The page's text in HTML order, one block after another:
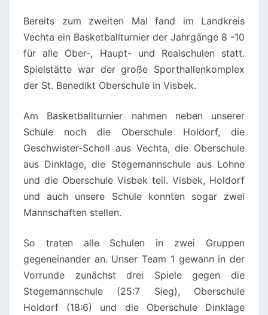
VISBEK
Bereits zum zweiten Mal fand im Landkreis
Vechta ein Basketballturnier der Jahrgänge 8 -10
für alle Ober-, Haupt- und Realschulen statt.
Spielstätte war der große Sporthallenkomplex
der St. Benedikt Oberschule in Visbek.
Am Basketballturnier nahmen neben unserer
Schule noch die Oberschule Holdorf, die
Geschwister-Scholl aus Vechta, die Oberschule
aus Dinklage, die Stegemannschule aus Lohne
und die Oberschule Visbek teil. Visbek, Holdorf
und auch unsere Schule konnten sogar zwei
Mannschaften stellen.
So traten alle Schulen in zwei Gruppen
gegeneinander an. Unser Team 1 gewann in der
Vorrunde zunächst drei Spiele gegen die
Stegemannschule (25:7 Sieg), Oberschule
Holdorf (18:6) und die Oberschule Dinklage